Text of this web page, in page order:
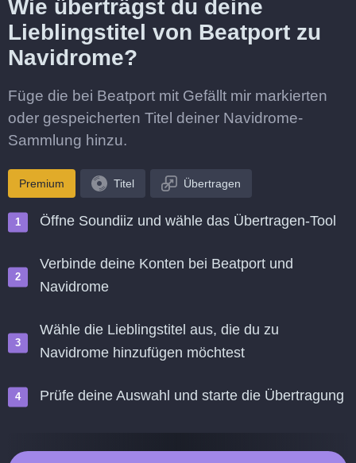
Wie überträgst du deine
Lieblingstitel von Beatport zu
Navidrome?
Füge die bei Beatport mit Gefällt mir markierten
oder gespeicherten Titel deiner Navidrome-
Sammlung hinzu.
Premium Titel Übertragen
Öffne Soundiiz und wähle das Übertragen-Tool
Verbinde deine Konten bei Beatport und
Navidrome
Wähle die Lieblingstitel aus, die du zu
Navidrome hinzufügen möchtest
Prüfe deine Auswahl und starte die Übertragung